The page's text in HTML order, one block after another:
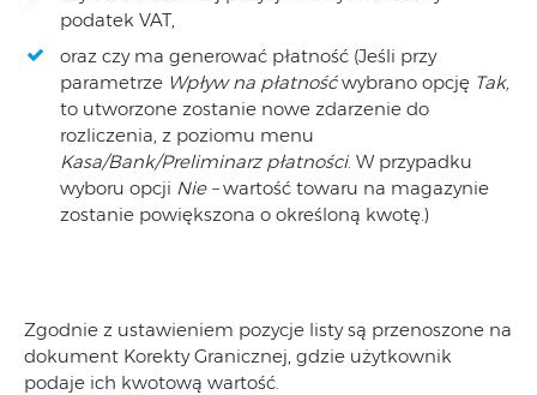
podatek VAT,
oraz czy ma generować płatność (Jeśli przy
parametrze Wpływ na płatnośćwybrano opcję Tak,
to utworzone zostanie nowe zdarzenie do
rozliczenia, z poziomu menu
Kasa/Bank/Preliminarz płatności. W przypadku
wyboru opcji Nie –wartość towaru na magazynie
zostanie powiększona o określoną kwotę.)
Zgodnie z ustawieniem pozycje listy są przenoszone na
dokument Korekty Granicznej, gdzie użytkownik
podaje ich kwotową wartość.